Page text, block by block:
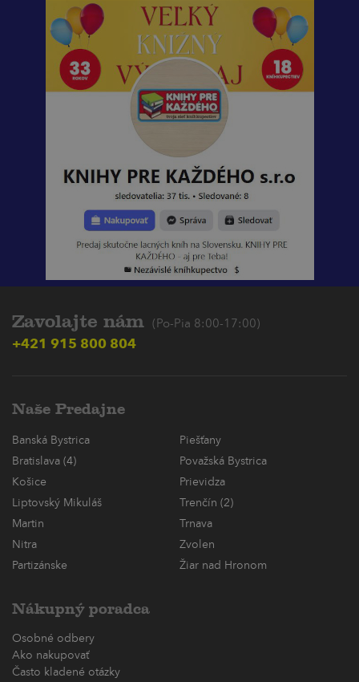
Zavolajte nám (Po-Pia 8:00-17:00)
+421 915 800 804
Naše Predajne
Banská Bystrica
Piešťany
Bratislava (4)
Považská Bystrica
Košice
Prievidza
Liptovský Mikuláš
Trenčín (2)
Martin
Trnava
Nitra
Zvolen
Partizánske
Žiar nad Hronom
Nákupný poradca
Osobné odbery
Ako nakupovať
Často kladené otázky